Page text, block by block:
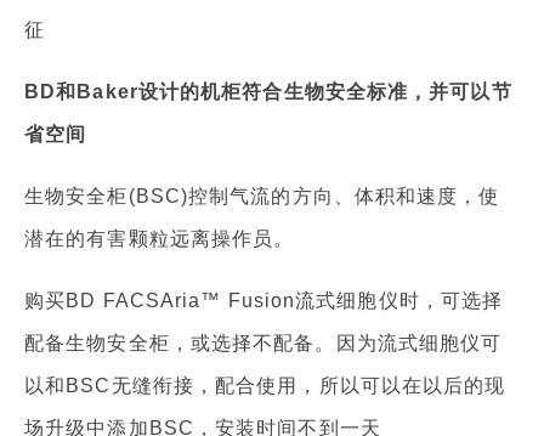
征
BD和Baker设计的机柜符合生物安全标准，并可以节
省空间
生物安全柜(BSC)控制气流的方向、体积和速度，使
潜在的有害颗粒远离操作员。
购买BD FACSAria™ Fusion流式细胞仪时，可选择
配备生物安全柜，或选择不配备。因为流式细胞仪可
以和BSC无缝衔接，配合使用，所以可以在以后的现
场升级中添加BSC，安装时间不到一天